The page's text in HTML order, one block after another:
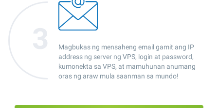
Magbukas ng mensaheng email gamit ang IP
address ng server ng VPS, login at password,
kumonekta sa VPS, at mamuhunan anumang
oras ng araw mula saanman sa mundo!